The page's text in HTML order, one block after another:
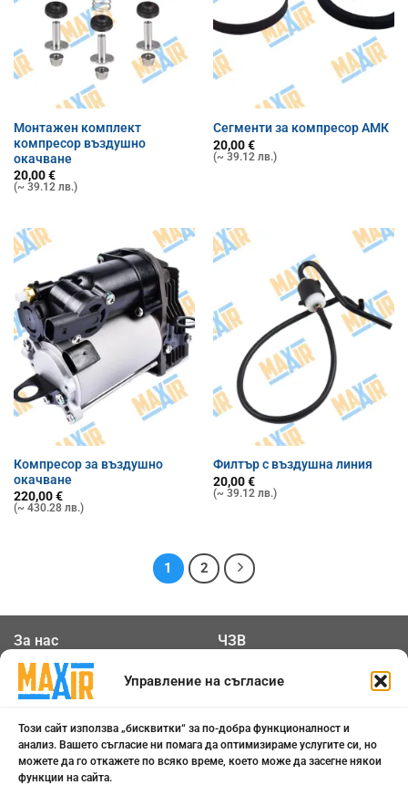
Управление на съгласие
Този сайт използва „бисквитки“ за по-добра функционалност и
анализ. Вашето съгласие ни помага да оптимизираме услугите си, но
можете да го откажете по всяко време, което може да засегне някои
функции на сайта.
Монтажен комплект
компресор въздушно
окачване
20,00€
(~ 39.12 лв.)
Сегменти за компресор АМК
20,00€
(~ 39.12 лв.)
Компресор за въздушно
окачване
220,00€
(~ 430.28 лв.)
Филтър с въздушна линия
20,00€
(~ 39.12 лв.)
1 2
За нас
Общи условия
поверителност
ЧЗВ
Контакти